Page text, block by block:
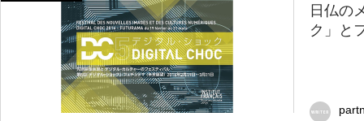
日仏の
ク」と